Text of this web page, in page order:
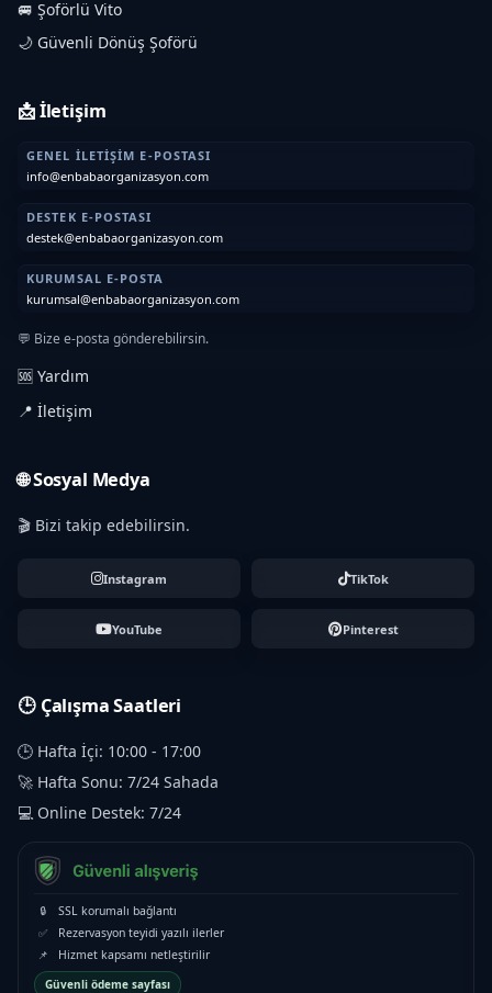
🚐 Şoförlü Vito
🌙 Güvenli Dönüş Şoförü
📩 İletişim
GENEL İLETIŞIM E-POSTASI
info@enbabaorganizasyon.com
DESTEK E-POSTASI
destek@enbabaorganizasyon.com
KURUMSAL E-POSTA
kurumsal@enbabaorganizasyon.com
💬 Bize e-posta gönderebilirsin.
🆘 Yardım
📍 İletişim
🌐 Sosyal Medya
🎬 Bizi takip edebilirsin.
Instagram TikTok
YouTube Pinterest
🕒 Çalışma Saatleri
🕒 Hafta İçi: 10:00 - 17:00
🚀 Hafta Sonu: 7/24 Sahada
💻 Online Destek: 7/24
🔒
SSL korumalı bağlantı
✅
Rezervasyon teyidi yazılı ilerler
📌
Hizmet kapsamı netleştirilir
Güvenli ödeme sayfası